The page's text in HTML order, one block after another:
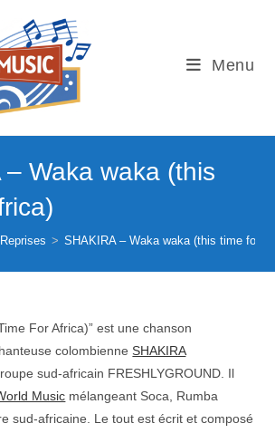
Menu
– Waka waka (this
Reprises > SHAKIRA – Waka waka (this time for
For Africa)” est une chanson
colombienneSHAKIRA
sud-africain FRESHLYGROUND. Il
Music mélangeant Soca, Rumba
sud-africaine. Le tout est écrit et composé